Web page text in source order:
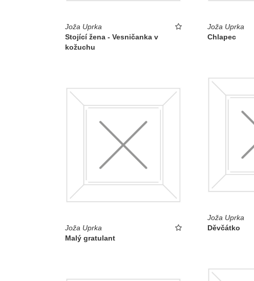
Joža Uprka
Stojící žena - Vesničanka v
kožuchu
Joža Uprka
Chlapec
Joža Uprka
Děvčátko
Joža Uprka
Malý gratulant